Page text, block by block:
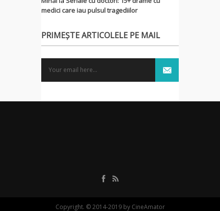
medici care iau pulsul tragediilor
PRIMEȘTE ARTICOLELE PE MAIL
Copyright. © 2014-2019 by CineAmator